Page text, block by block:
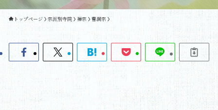
トップページ 宗派別寺院 禅宗 曹洞宗